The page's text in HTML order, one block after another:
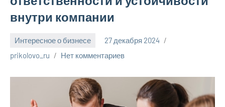
внутри компании
Интересное о бизнесе
27 декабря 2024
prikolovo_ru
Нет комментариев